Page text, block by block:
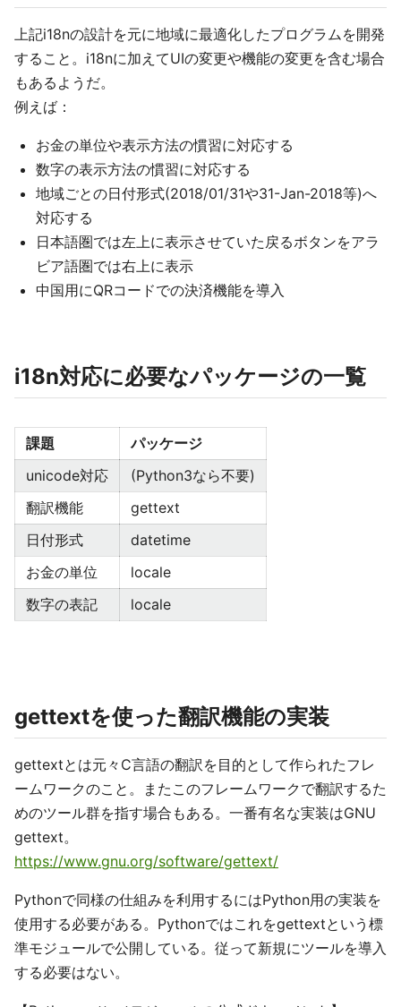
上記i18nの設計を元に地域に最適化したプログラムを開発
すること。i18nに加えてUIの変更や機能の変更を含む場合
もあるようだ。
例えば：
お金の単位や表示方法の慣習に対応する
数字の表示方法の慣習に対応する
地域ごとの日付形式(2018/01/31や31-Jan-2018等)へ
対応する
日本語圏では左上に表示させていた戻るボタンをアラ
ビア語圏では右上に表示
中国用にQRコードでの決済機能を導入
i18n対応に必要なパッケージの一覧
課題
パッケージ
unicode対応
(Python3なら不要)
翻訳機能
gettext
日付形式
datetime
お金の単位
locale
数字の表記
locale
gettextを使った翻訳機能の実装
gettextとは元々C言語の翻訳を目的として作られたフレ
ームワークのこと。またこのフレームワークで翻訳するた
めのツール群を指す場合もある。一番有名な実装はGNU
gettext。
https://www.gnu.org/software/gettext/
Pythonで同様の仕組みを利用するにはPython用の実装を
使用する必要がある。Pythonではこれをgettextという標
準モジュールで公開している。従って新規にツールを導入
する必要はない。